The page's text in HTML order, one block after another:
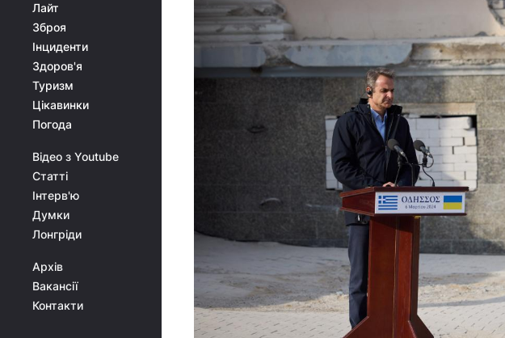
Лайт
Зброя
Інциденти
Здоров'я
Туризм
Цікавинки
Погода
Відео з Youtube
Статті
Інтерв'ю
Думки
Лонгріди
Архів
Вакансії
Контакти